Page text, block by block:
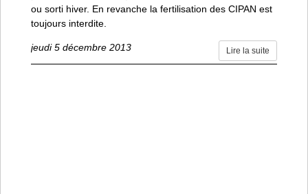
ou sorti hiver. En revanche la fertilisation des CIPAN est
toujours interdite.
jeudi 5 décembre 2013 Lire la suite